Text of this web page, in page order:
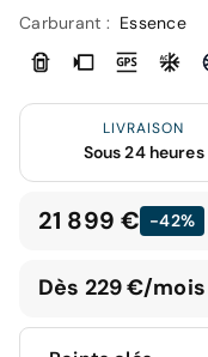
Carburant : Essence
LIVRAISON
Sous 24 heures
21 899 € -42%
Dès 229 €/mois